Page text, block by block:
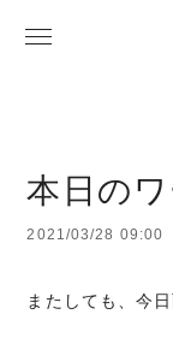
本日の
2021/03/28 09:00
またしても、今